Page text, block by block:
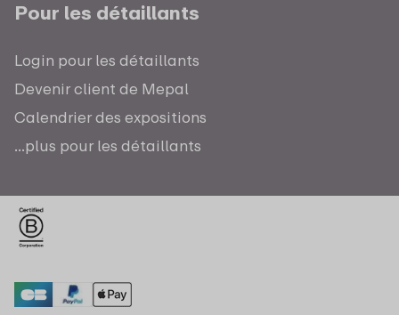
Pour les détaillants
Login pour les détaillants
Devenir client de Mepal
Calendrier des expositions
...plus pour les détaillants